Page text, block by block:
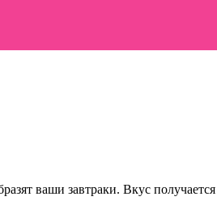
ваши завтраки. Вкус